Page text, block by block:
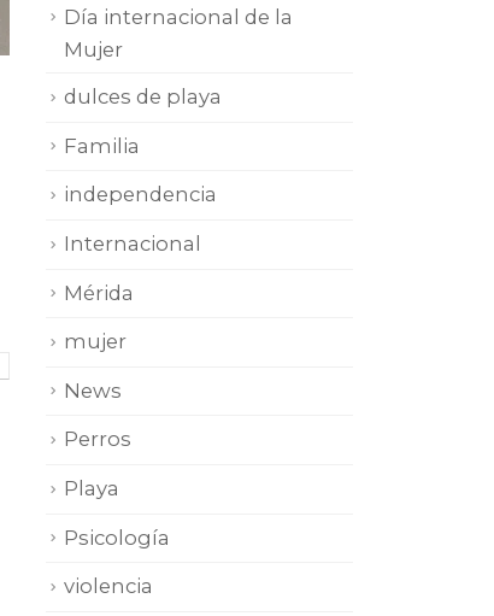
Día internacional de la
Mujer
dulces de playa
Familia
independencia
Internacional
Mérida
mujer
News
Perros
Playa
Psicología
violencia